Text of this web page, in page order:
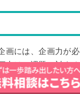
画には、企画力が
力は、課題に対す
課題を解決できる
では課題解決とは